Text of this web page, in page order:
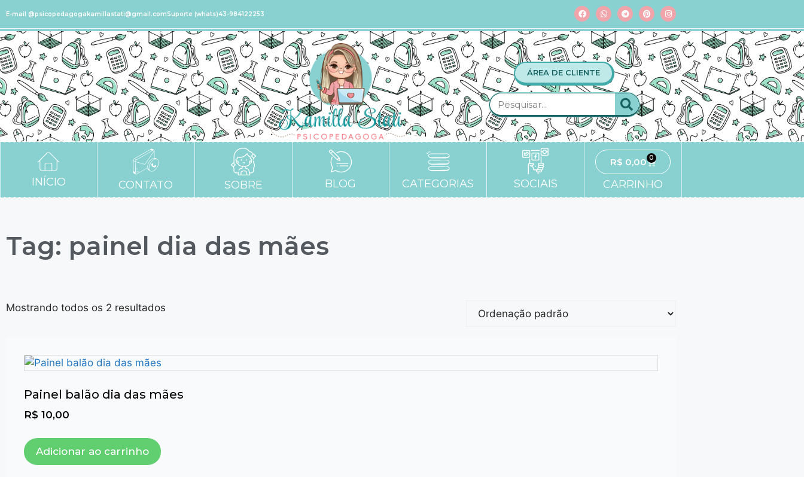
E-mail @psicopedagogakamillastati@gmail.comSuporte (whats)43-984122253
ÁREA DE CLIENTE
INÍCIO CONTATO SOBRE BLOG CATEGORIAS SOCIAIS
R$ 0,00 0
CARRINHO
Tag: painel dia das mães
Mostrando todos os 2 resultados
Painel balão dia das mães
R$ 10,00
Adicionar ao carrinho